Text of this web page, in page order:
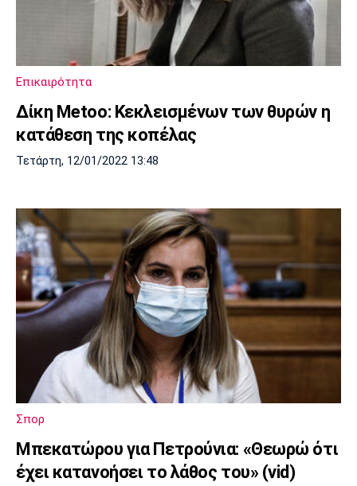
Επικαιρότητα
Δίκη Metoo: Κεκλεισμένων των θυρών η
κατάθεση της κοπέλας
Τετάρτη, 12/01/2022 13:48
Σπορ
Μπεκατώρου για Πετρούνια: «Θεωρώ ότι
έχει κατανοήσει το λάθος του» (vid)